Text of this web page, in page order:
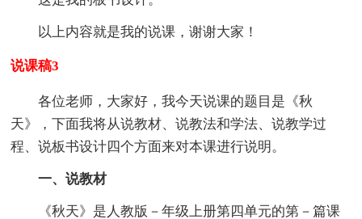
以上内容就是我的说课，谢谢大家！
说课稿3
各位老师，大家好，我今天说课的题目是《秋
天》，下面我将从说教材、说教法和学法、说教学过
程、说板书设计四个方面来对本课进行说明。
一、说教材
《秋天》是人教版－年级上册第四单元的第－篇课